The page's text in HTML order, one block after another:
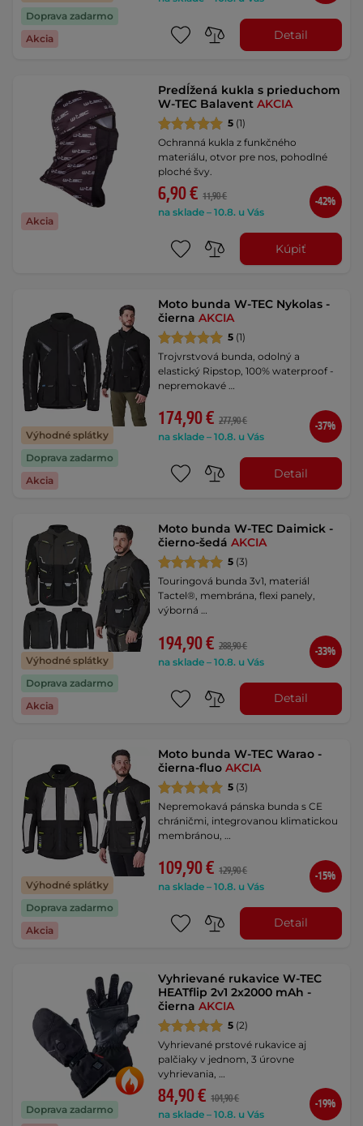
Doprava zadarmo
Akcia
Detail
Akcia
Predĺžená kukla s prieduchom
W-TEC BalaventAKCIA
5 (1)
Ochranná kukla z funkčného
materiálu, otvor pre nos, pohodlné
ploché švy.
6,90 € 11,90 €
na sklade – 10.8. u Vás
-42%
Kúpiť
Výhodné splátky
Doprava zadarmo
Akcia
Moto bunda W-TEC Nykolas -
čiernaAKCIA
5 (1)
Trojvrstvová bunda, odolný a
elastický Ripstop, 100% waterproof -
nepremokavé …
174,90 € 277,90 €
na sklade – 10.8. u Vás
-37%
Detail
Výhodné splátky
Doprava zadarmo
Akcia
Moto bunda W-TEC Daimick -
čierno-šedáAKCIA
5 (3)
Touringová bunda 3v1, materiál
Tactel®, membrána, flexi panely,
výborná …
194,90 € 288,90 €
na sklade – 10.8. u Vás
-33%
Detail
Výhodné splátky
Doprava zadarmo
Akcia
Moto bunda W-TEC Warao -
čierna-fluoAKCIA
5 (3)
Nepremokavá pánska bunda s CE
chráničmi, integrovanou klimatickou
membránou, …
109,90 € 129,90 €
na sklade – 10.8. u Vás
-15%
Detail
Doprava zadarmo
Vyhrievané rukavice W-TEC
HEATflip 2v1 2x2000 mAh -
čiernaAKCIA
5 (2)
Vyhrievané prstové rukavice aj
palčiaky v jednom, 3 úrovne
vyhrievania, …
84,90 € 104,90 €
na sklade – 10.8. u Vás
-19%